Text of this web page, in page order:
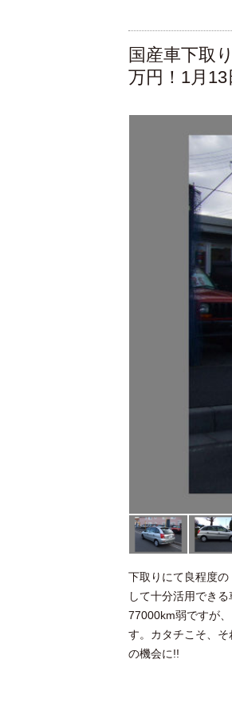
国産車下取
万円！1月13
下取りにて良程度
して十分活用でき
77000km弱ですが
す。カタチこそ、
の機会に!!